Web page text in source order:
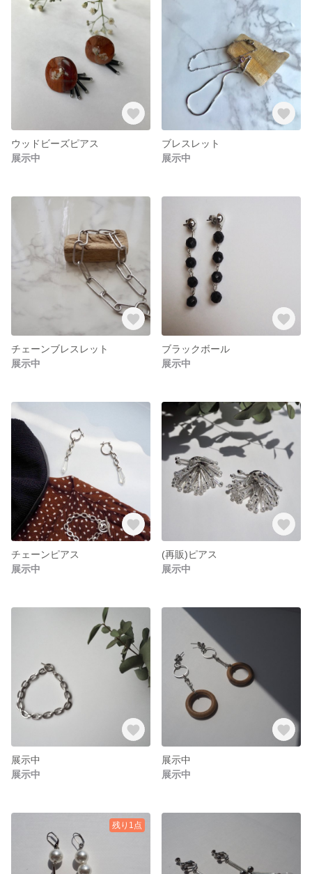
ウッドビーズピアス
展示中
ブレスレット
展示中
チェーンブレスレット
展示中
ブラックボール
展示中
チェーンピアス
展示中
(再販)ピアス
展示中
展示中
展示中
展示中
展示中
残り1点